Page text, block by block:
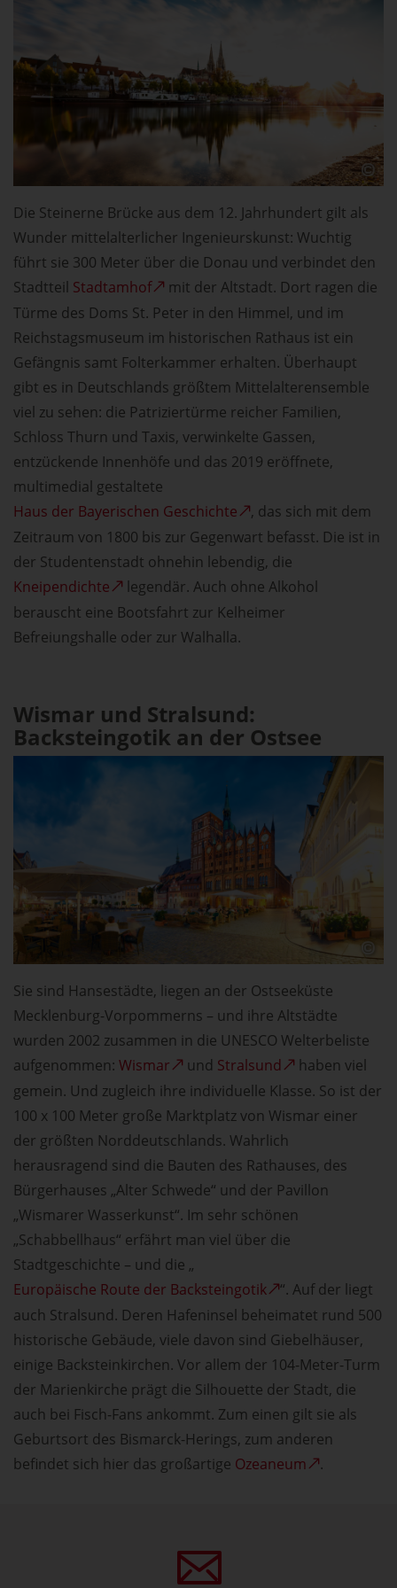
Die Steinerne Brücke aus dem 12. Jahrhundert gilt als
Wunder mittelalterlicher Ingenieurskunst: Wuchtig
führt sie 300 Meter über die Donau und verbindet den
Stadtteil Stadtamhof
mit der Altstadt. Dort ragen die
Türme des Doms St. Peter in den Himmel, und im
Reichstagsmuseum im historischen Rathaus ist ein
Gefängnis samt Folterkammer erhalten. Überhaupt
gibt es in Deutschlands größtem Mittelalterensemble
viel zu sehen: die Patriziertürme reicher Familien,
Schloss Thurn und Taxis, verwinkelte Gassen,
entzückende Innenhöfe und das 2019 eröffnete,
multimedial gestaltete
Haus der Bayerischen Geschichte
, das sich mit dem
Zeitraum von 1800 bis zur Gegenwart befasst. Die ist in
der Studentenstadt ohnehin lebendig, die
Kneipendichte
legendär. Auch ohne Alkohol
berauscht eine Bootsfahrt zur Kelheimer
Befreiungshalle oder zur Walhalla.
Wismar und Stralsund:
Backsteingotik an der Ostsee
Sie sind Hansestädte, liegen an der Ostseeküste
Mecklenburg-Vorpommerns – und ihre Altstädte
wurden 2002 zusammen in die UNESCO Welterbeliste
aufgenommen: Wismar und Stralsund
haben viel
gemein. Und zugleich ihre individuelle Klasse. So ist der
100 x 100 Meter große Marktplatz von Wismar einer
der größten Norddeutschlands. Wahrlich
herausragend sind die Bauten des Rathauses, des
Bürgerhauses „Alter Schwede“ und der Pavillon
„Wismarer Wasserkunst“. Im sehr schönen
„Schabbellhaus“ erfährt man viel über die
Stadtgeschichte – und die „
Europäische Route der Backsteingotik
“. Auf der liegt
auch Stralsund. Deren Hafeninsel beheimatet rund 500
historische Gebäude, viele davon sind Giebelhäuser,
einige Backsteinkirchen. Vor allem der 104-Meter-Turm
der Marienkirche prägt die Silhouette der Stadt, die
auch bei Fisch-Fans ankommt. Zum einen gilt sie als
Geburtsort des Bismarck-Herings, zum anderen
befindet sich hier das großartige Ozeaneum .